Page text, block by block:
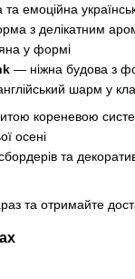
емоційна
з делікатним
у формі
— ніжна будова з
шарм у
кореневою
осені
та
та отримайте